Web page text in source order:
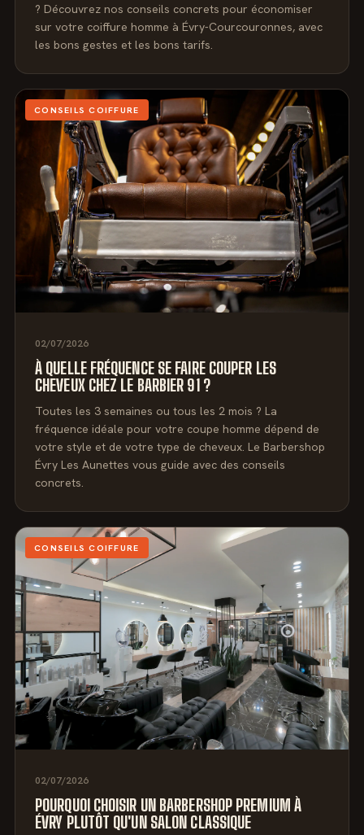
? Découvrez nos conseils concrets pour économiser
sur votre coiffure homme à Évry-Courcouronnes, avec
les bons gestes et les bons tarifs.
CONSEILS COIFFURE
02/07/2026
À QUELLE FRÉQUENCE SE FAIRE COUPER LES
CHEVEUX CHEZ LE BARBIER 91 ?
Toutes les 3 semaines ou tous les 2 mois ? La
fréquence idéale pour votre coupe homme dépend de
votre style et de votre type de cheveux. Le Barbershop
Évry Les Aunettes vous guide avec des conseils
concrets.
CONSEILS COIFFURE
02/07/2026
POURQUOI CHOISIR UN BARBERSHOP PREMIUM À
ÉVRY PLUTÔT QU'UN SALON CLASSIQUE